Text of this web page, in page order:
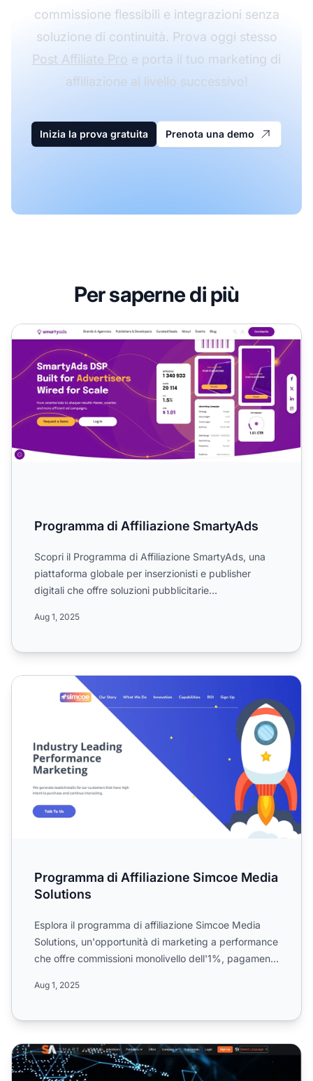
commissione flessibili e integrazioni senza
soluzione di continuità. Prova oggi stesso
Post Affiliate Pro e porta il tuo marketing di
affiliazione al livello successivo!
Inizia la prova gratuita Prenota una demo
Per saperne di più
Programma di Affiliazione SmartyAds
Programma di Affiliazione SmartyAds
Scopri il Programma di Affiliazione SmartyAds, una
piattaforma globale per inserzionisti e publisher
digitali che offre soluzioni pubblicitarie
Aug 1, 2025
Programma di Affiliazione Simcoe Media Solutions
Programma di Affiliazione Simcoe Media
Solutions
Esplora il programma di affiliazione Simcoe Media
Solutions, un'opportunità di marketing a performance
che offre commissioni monolivello dell'1%, pagamenti
Aug 1, 2025
Programma di Affiliazione Smart Adv